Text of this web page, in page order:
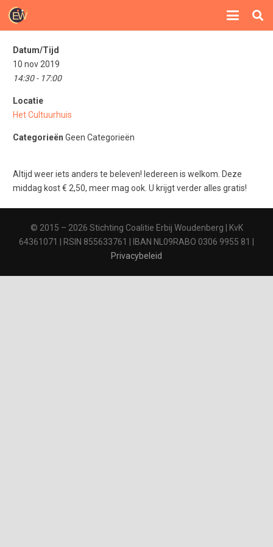
Datum/Tijd
10 nov 2019
14:30 - 17:00
Locatie
Het Cultuurhuis
Categorieën Geen Categorieën
Altijd weer iets anders te beleven! Iedereen is welkom. Deze
middag kost € 2,50, meer mag ook. U krijgt verder alles gratis!
© 2015 – 2026 Stichting Coalitie Erbij Woudenberg | KvK
64361071 | RSIN 855633761 | IBAN NL09RABO 0306 9955 81 |
Privacybeleid